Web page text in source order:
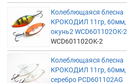
Колеблющаяся блесна
КРОКОДИЛ 11гр, 60мм,
окунь2 WCD601102OK-2
WCD601102OK-2
Колеблющаяся блесна
КРОКОДИЛ 11гр, 60мм,
серебро PCD601102AG